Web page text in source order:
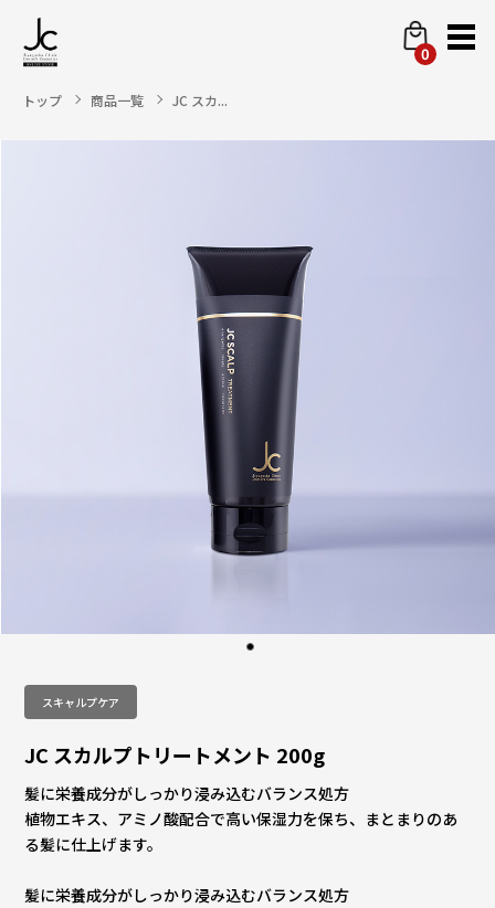
0
トップ 商品一覧 JC スカ...
スキャルプケア
JC スカルプトリートメント 200g
髪に栄養成分がしっかり浸み込むバランス処方
植物エキス、アミノ酸配合で高い保湿力を保ち、まとまりのあ
る髪に仕上げます。
髪に栄養成分がしっかり浸み込むバランス処方